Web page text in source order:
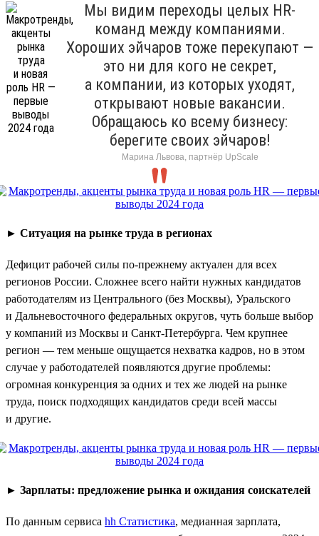
Мы видим переходы целых HR-
команд между компаниями.
Хороших эйчаров тоже перекупают —
это ни для кого не секрет,
а компании, из которых уходят,
открывают новые вакансии.
Обращаюсь ко всему бизнесу:
берегите своих эйчаров!
Марина Львова, партнёр UpScale
► Ситуация на рынке труда в регионах
Дефицит рабочей силы по-прежнему актуален для всех
регионов России. Сложнее всего найти нужных кандидатов
работодателям из Центрального (без Москвы), Уральского
и Дальневосточного федеральных округов, чуть больше выбор
у компаний из Москвы и Санкт-Петербурга. Чем крупнее
регион — тем меньше ощущается нехватка кадров, но в этом
случае у работодателей появляются другие проблемы:
огромная конкуренция за одних и тех же людей на рынке
труда, поиск подходящих кандидатов среди всей массы
и другие.
► Зарплаты: предложение рынка и ожидания соискателей
По данным сервиса hh Статистика, медианная зарплата,